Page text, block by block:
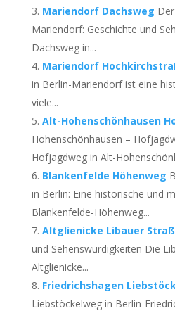
Mariendorf Dachsweg
Mariendorf: Geschichte und
Dachsweg in...
Mariendorf
in Berlin-Mariendorf ist eine
viele...
Alt-Hohenschönhausen
Hohenschönhausen –
Hofjagdweg in Alt-
Blankenfelde Höhenweg
in Berlin: Eine historische und
Blankenfelde-Höhenweg...
Altglienicke Libauer
und Sehenswürdigkeiten Die
Altglienicke...
Friedrichshagen
Liebstöckelweg in Berlin-